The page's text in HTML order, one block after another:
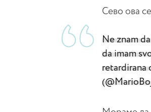
Сево ова
Ne znam
da imam
retardirana